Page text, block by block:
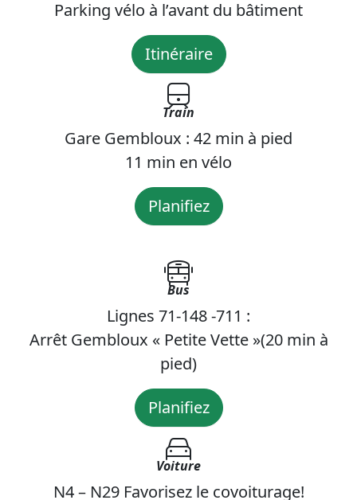
Parking vélo à l’avant du bâtiment
Itinéraire
Train
Gare Gembloux : 42 min à pied
11 min en vélo
Planifiez
Bus
Lignes 71-148 -711 :
Arrêt Gembloux « Petite Vette »(20 min à
pied)
Planifiez
Voiture
N4 – N29 Favorisez le covoiturage!